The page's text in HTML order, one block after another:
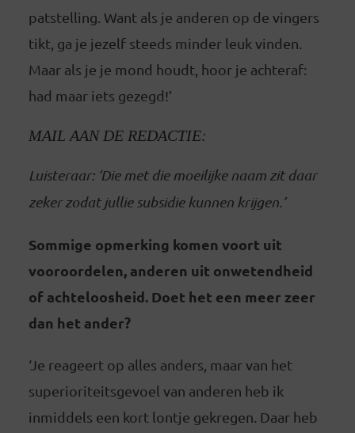
patstelling. Want als je anderen op de vingers
tikt, ga je jezelf steeds minder leuk vinden.
Maar als je je mond houdt, hoor je achteraf:
had maar iets gezegd!’
MAIL AAN DE REDACTIE:
Luisteraar: ‘Die met die moeilijke naam zit daar
zeker zodat jullie subsidie kunnen krijgen.’
Sommige opmerking komen voort uit
vooroordelen, anderen uit onwetendheid
of achteloosheid. Doet het een meer zeer
dan het ander?
‘Je reageert op alles anders, maar van het
superioriteitsgevoel van anderen heb ik
inmiddels een kort lontje gekregen. Daar heb